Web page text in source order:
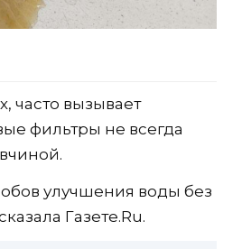
часто вызывает
фильтры не всегда
улучшения воды без
Газете.Ru.